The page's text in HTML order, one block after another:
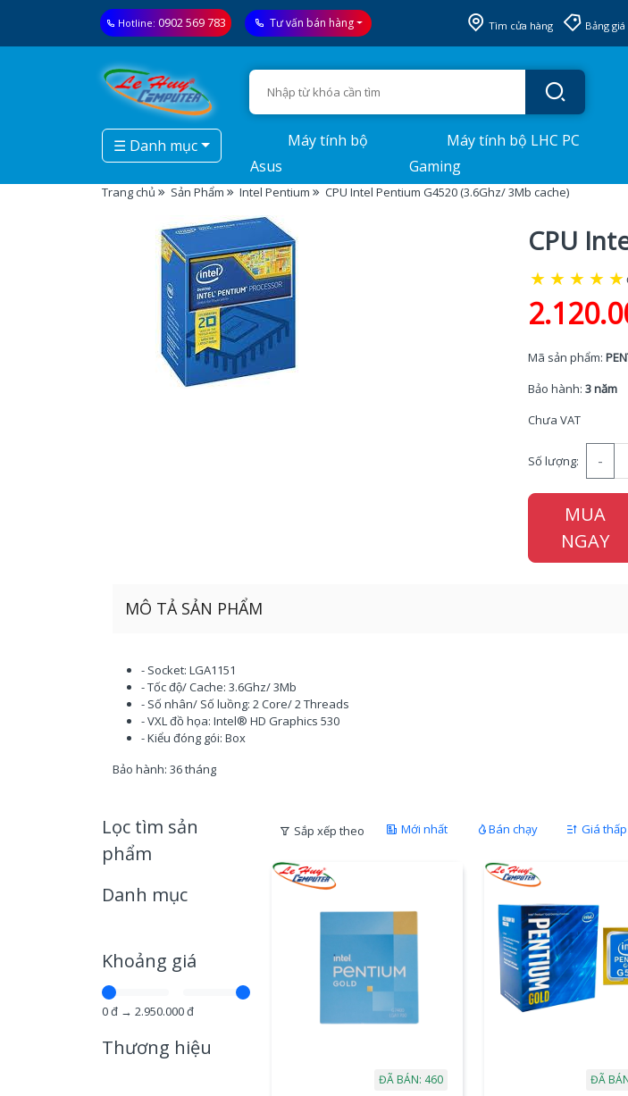
Hotline: 0902 569 783 Tư vấn bán hàng Tìm cửa hàng Bảng giá
☰ Danh mục
Máy tính bộ
Asus
Máy tính bộ LHC PC
Gaming
Trang chủ Sản Phẩm Intel Pentium CPU Intel Pentium G4520 (3.6Ghz/ 3Mb cache)
CPU
★ ★ ★ ★ ★
Mã sản phẩm:
Bảo hành: 3 năm
Chưa VAT
Số lượng: -
MUA
NGAY
MÔ TẢ SẢN PHẨM
- Socket: LGA1151
- Tốc độ/ Cache: 3.6Ghz/ 3Mb
- Số nhân/ Số luồng: 2 Core/ 2 Threads
- VXL đồ họa: Intel® HD Graphics 530
- Kiểu đóng gói: Box
Bảo hành: 36 tháng
Lọc tìm sản
phẩm
Danh mục
Khoảng giá
0đ → 2.950.000đ
Thương hiệu
Sắp xếp theo Mới nhất Bán chạy Giá
ĐÃ BÁN: 460 ĐÃ